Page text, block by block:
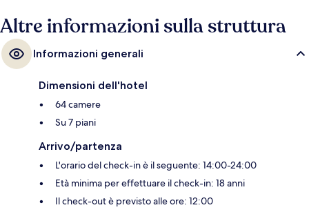
Altre informazioni sulla struttura
Informazioni generali
Dimensioni dell'hotel
64 camere
Su 7 piani
Arrivo/partenza
L'orario del check-in è il seguente: 14:00-24:00
Età minima per effettuare il check-in: 18 anni
Il check-out è previsto alle ore: 12:00